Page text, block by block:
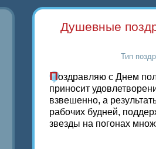
Душевные
Тип
Поздравляю с Днем
приносит
взвешенно, а
рабочих будней,
звезды на погонах